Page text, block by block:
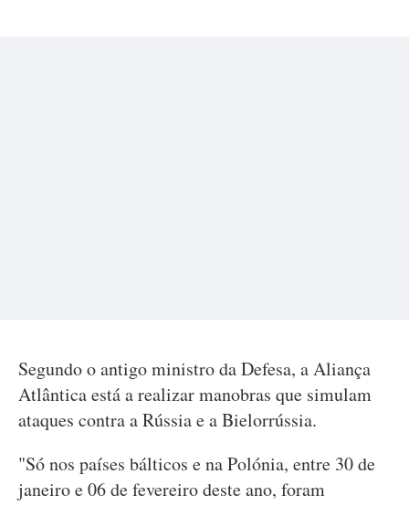
Segundo o antigo ministro da Defesa, a Aliança
Atlântica está a realizar manobras que simulam
ataques contra a Rússia e a Bielorrússia.
"Só nos países bálticos e na Polónia, entre 30 de
janeiro e 06 de fevereiro deste ano, foram